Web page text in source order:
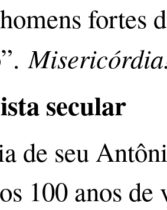
fortes
secular
de seu
100 anos